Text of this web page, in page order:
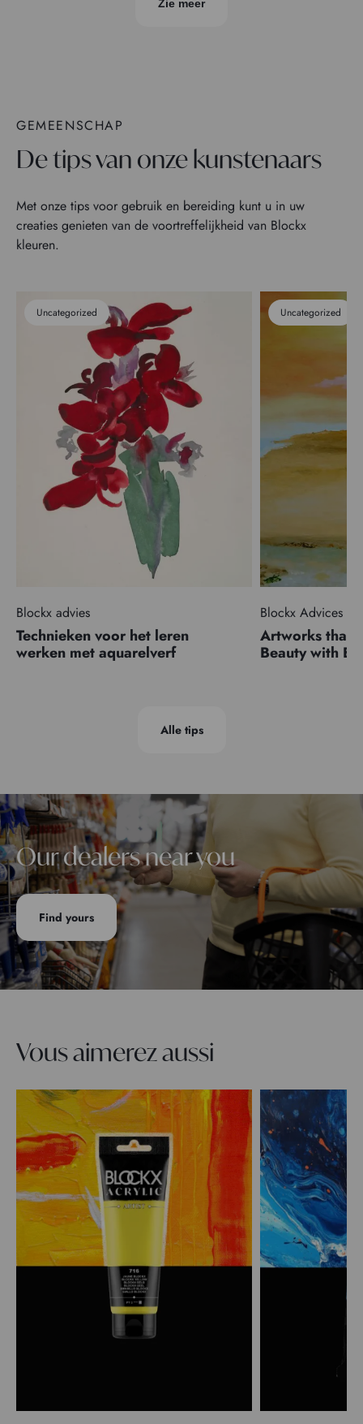
Zie meer
GEMEENSCHAP
De tips van onze kunstenaars
Met onze tips voor gebruik en bereiding kunt u in uw
creaties genieten van de voortreffelijkheid van Blockx
kleuren.
Uncategorized
Blockx advies
Technieken voor het leren
werken met aquarelverf
Uncategorized
Blockx Advices
Artworks that
Beauty with
Alle tips
Our dealers near you
Find yours
Vous aimerez aussi